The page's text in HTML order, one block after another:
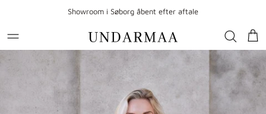
Showroom i Søborg åbent efter aftale
Gå til produktoplysninger